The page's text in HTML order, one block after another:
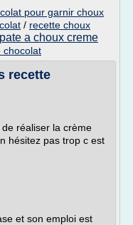
pour garnir choux
/ recette choux
a choux creme
chocolat
recette
réaliser la crème
hésitez pas trop c est
et son emploi est